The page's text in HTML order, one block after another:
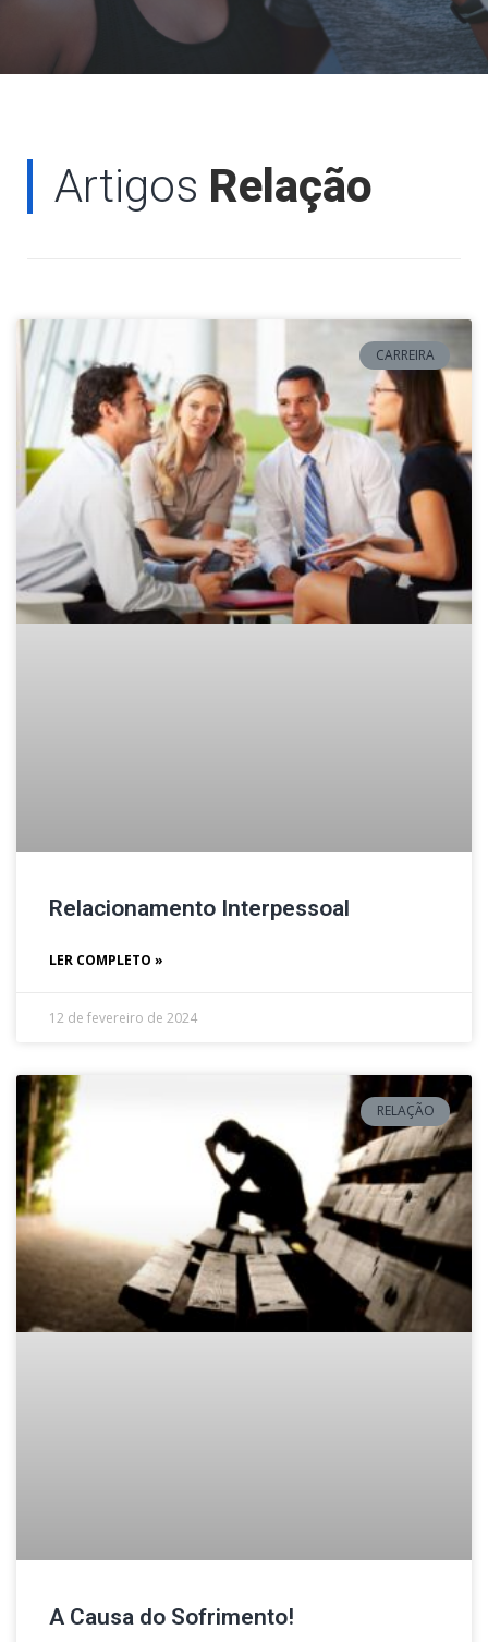
Artigos Relação
CARREIRA
Relacionamento Interpessoal
LER COMPLETO »
12 de fevereiro de 2024
RELAÇÃO
A Causa do Sofrimento!